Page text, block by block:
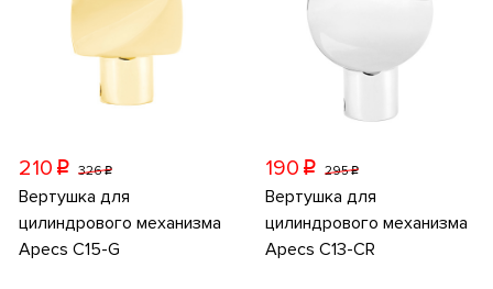
210 p 326p
Вертушка для
цилиндрового механизма
Apecs C15-G
190 p 295p
Вертушка для
цилиндрового механизма
Apecs C13-CR